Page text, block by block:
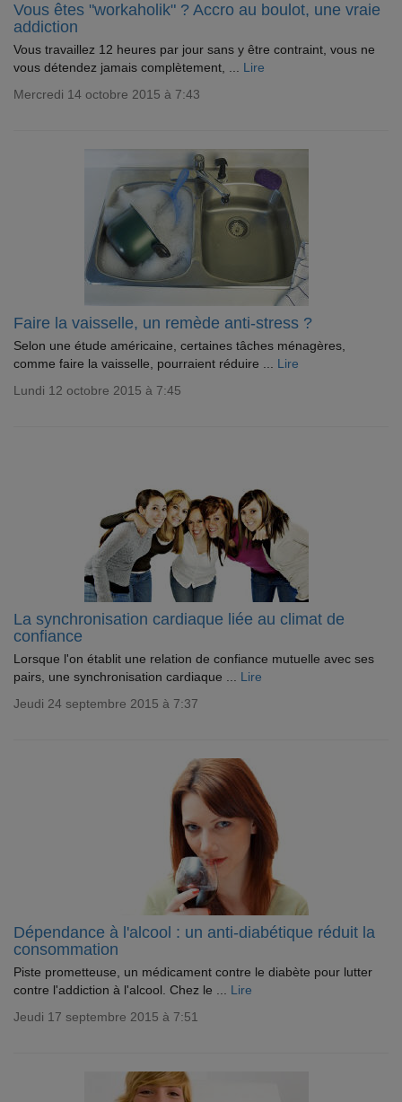
Vous êtes "workaholik" ? Accro au boulot, une vraie
addiction
Vous travaillez 12 heures par jour sans y être contraint, vous ne
vous détendez jamais complètement, ... Lire
Mercredi 14 octobre 2015 à 7:43
Faire la vaisselle, un remède anti-stress ?
Selon une étude américaine, certaines tâches ménagères,
comme faire la vaisselle, pourraient réduire ... Lire
Lundi 12 octobre 2015 à 7:45
La synchronisation cardiaque liée au climat de
confiance
Lorsque l'on établit une relation de confiance mutuelle avec ses
pairs, une synchronisation cardiaque ... Lire
Jeudi 24 septembre 2015 à 7:37
Dépendance à l'alcool : un anti-diabétique réduit la
consommation
Piste prometteuse, un médicament contre le diabète pour lutter
contre l'addiction à l'alcool. Chez le ... Lire
Jeudi 17 septembre 2015 à 7:51